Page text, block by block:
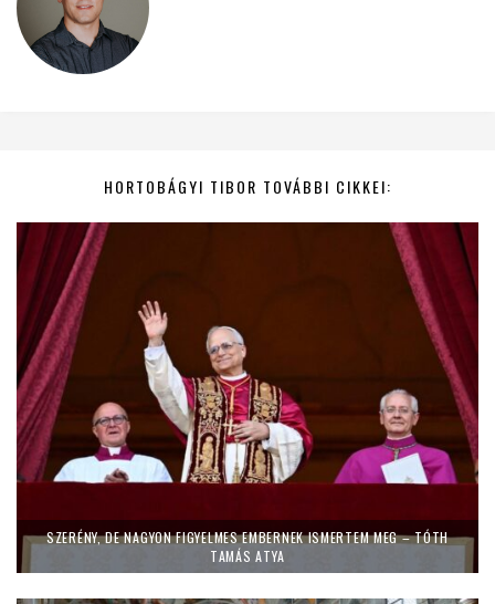
HORTOBÁGYI TIBOR TOVÁBBI CIKKEI:
SZERÉNY, DE NAGYON FIGYELMES EMBERNEK ISMERTEM MEG – TÓTH
TAMÁS ATYA